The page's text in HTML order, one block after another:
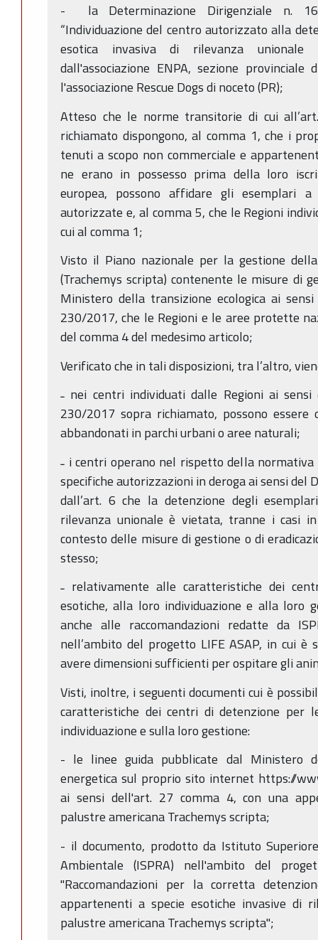
- la Determinazione Dirigenziale n.
“Individuazione del centro autorizzato alla
esotica invasiva di rilevanza unionale
dall'associazione ENPA, sezione
l'associazione Rescue Dogs di noceto (PR);
Atteso che le norme transitorie di cui
richiamato dispongono, al comma 1, che i
tenuti a scopo non commerciale e
ne erano in possesso prima della loro
europea, possono affidare gli esemplari
autorizzate e, al comma 5, che le Regioni
cui al comma 1;
Visto il Piano nazionale per la gestione
(Trachemys scripta) contenente le misure di
Ministero della transizione ecologica ai
230/2017, che le Regioni e le aree protette
del comma 4 del medesimo articolo;
Verificato che in tali disposizioni, tra l’altro,
˗ nei centri individuati dalle Regioni ai
230/2017 sopra richiamato, possono
abbandonati in parchi urbani o aree naturali;
˗ i centri operano nel rispetto della
specifiche autorizzazioni in deroga ai sensi del
dall’art. 6 che la detenzione degli
rilevanza unionale è vietata, tranne i casi
contesto delle misure di gestione o di
stesso;
˗ relativamente alle caratteristiche dei
esotiche, alla loro individuazione e alla loro
anche alle raccomandazioni redatte da
nell’ambito del progetto LIFE ASAP, in cui è
avere dimensioni sufficienti per ospitare gli
Visti, inoltre, i seguenti documenti cui è
caratteristiche dei centri di detenzione per
individuazione e sulla loro gestione:
- le linee guida pubblicate dal Ministero
energetica sul proprio sito internet https://
ai sensi dell'art. 27 comma 4, con una
palustre americana Trachemys scripta;
- il documento, prodotto da Istituto
Ambientale (ISPRA) nell'ambito del
"Raccomandazioni per la corretta
appartenenti a specie esotiche invasive di
palustre americana Trachemys scripta";